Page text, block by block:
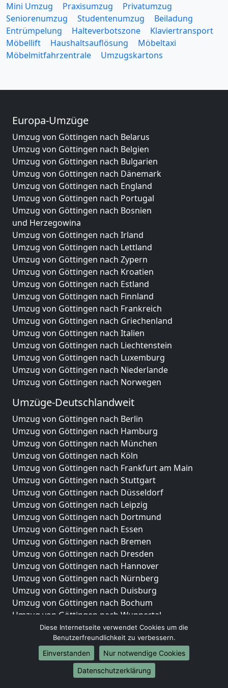
Mini Umzug
Praxisumzug
Privatumzug
Seniorenumzug
Studentenumzug
Beiladung
Entrümpelung
Halteverbotszone
Klaviertransport
Möbellift
Haushaltsauflösung
Möbeltaxi
Möbelmitfahrzentrale
Umzugskartons
Europa-Umzüge
Umzug von Göttingen nach Belarus
Umzug von Göttingen nach Belgien
Umzug von Göttingen nach Bulgarien
Umzug von Göttingen nach Dänemark
Umzug von Göttingen nach England
Umzug von Göttingen nach Portugal
Umzug von Göttingen nach Bosnien
und Herzegowina
Umzug von Göttingen nach Irland
Umzug von Göttingen nach Lettland
Umzug von Göttingen nach Zypern
Umzug von Göttingen nach Kroatien
Umzug von Göttingen nach Estland
Umzug von Göttingen nach Finnland
Umzug von Göttingen nach Frankreich
Umzug von Göttingen nach Griechenland
Umzug von Göttingen nach Italien
Umzug von Göttingen nach Liechtenstein
Umzug von Göttingen nach Luxemburg
Umzug von Göttingen nach Niederlande
Umzug von Göttingen nach Norwegen
Umzüge-Deutschlandweit
Umzug von Göttingen nach Berlin
Umzug von Göttingen nach Hamburg
Umzug von Göttingen nach München
Umzug von Göttingen nach Köln
Umzug von Göttingen nach Frankfurt am Main
Umzug von Göttingen nach Stuttgart
Umzug von Göttingen nach Düsseldorf
Umzug von Göttingen nach Leipzig
Umzug von Göttingen nach Dortmund
Umzug von Göttingen nach Essen
Umzug von Göttingen nach Bremen
Umzug von Göttingen nach Dresden
Umzug von Göttingen nach Hannover
Umzug von Göttingen nach Nürnberg
Umzug von Göttingen nach Duisburg
Umzug von Göttingen nach Bochum
Umzug von Göttingen nach Wuppertal
Umzug von Göttingen nach Bielefeld
Umzug von Göttingen nach Bonn
Umzug von Göttingen nach Münster
Internationale-Umzüge
Diese Internetseite verwendet Cookies um die
Benutzerfreundlichkeit zu verbessern.
Einverstanden
Nur notwendige Cookies
Datenschutzerklärung